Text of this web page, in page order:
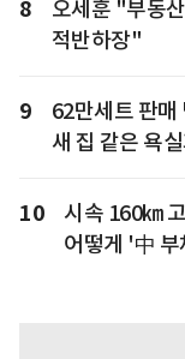
8
오세훈 "부동
적반하장"
9
62만세트 판매
새 집 같은 욕
10
시속 160㎞
어떻게 '中